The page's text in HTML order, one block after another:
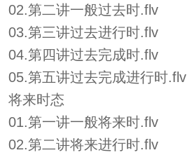
02.第二讲一般过去时.flv
03.第三讲过去进行时.flv
04.第四讲过去完成时.flv
05.第五讲过去完成进行时.flv
将来时态
01.第一讲一般将来时.flv
02.第二讲将来进行时.flv